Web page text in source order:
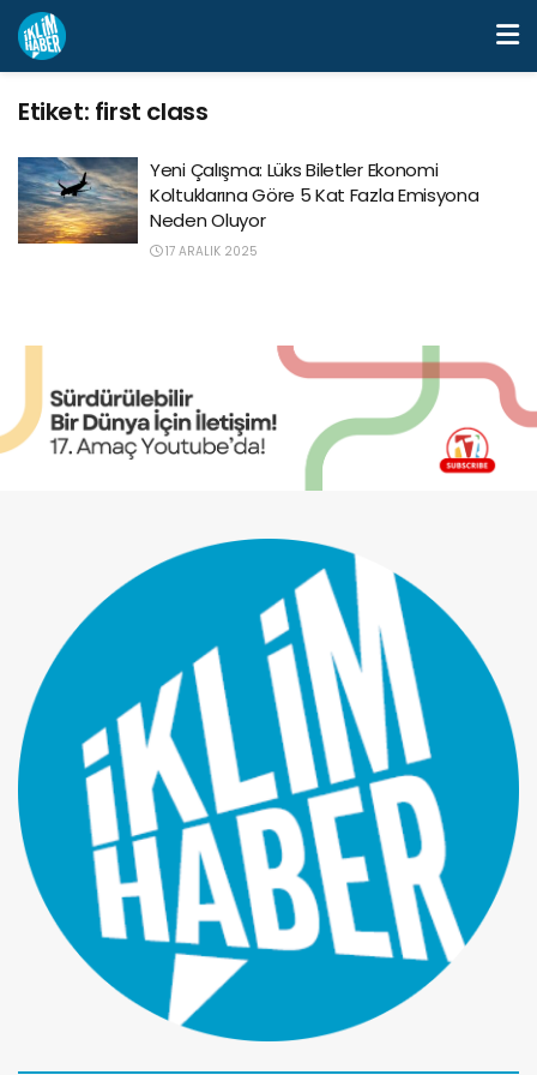
Etiket: first class
Yeni Çalışma: Lüks Biletler Ekonomi
Koltuklarına Göre 5 Kat Fazla Emisyona
Neden Oluyor
17 ARALIK 2025